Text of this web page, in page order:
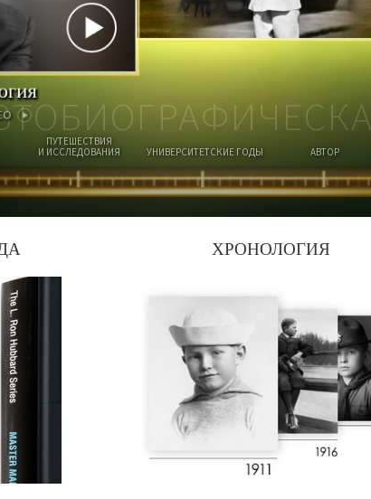
ПУТЕШЕСТВИЯ
И ИССЛЕДОВАНИЯ
УНИВЕРСИТЕТСКИЕ ГОДЫ АВТОР
ХРОНОЛОГИЯ